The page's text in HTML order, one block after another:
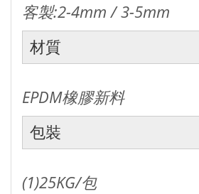
客製:2-4mm / 3-5mm
材質
EPDM橡膠新料
包裝
(1)25KG/包